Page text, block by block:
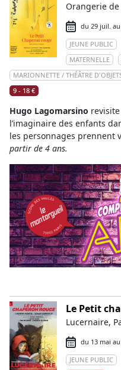
Orangerie
du 29 juil.
JEUNE PUBLIC
MATERNELLE
MARIONNETTE / THÉÂTRE
9 - 18 €
Hugo Lagomarsino
l’imaginaire des enfants
les personnages prennent
partir de 4 ans.
Le Petit
Lucernaire,
du 13 mai
JEUNE PUBLIC